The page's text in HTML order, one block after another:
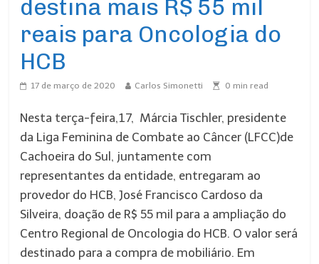
destina mais R$ 55 mil
reais para Oncologia do
HCB
17 de março de 2020 Carlos Simonetti 0 min read
Nesta terça-feira,17, Márcia Tischler, presidente
da Liga Feminina de Combate ao Câncer (LFCC)de
Cachoeira do Sul, juntamente com
representantes da entidade, entregaram ao
provedor do HCB, José Francisco Cardoso da
Silveira, doação de R$ 55 mil para a ampliação do
Centro Regional de Oncologia do HCB. O valor será
destinado para a compra de mobiliário. Em